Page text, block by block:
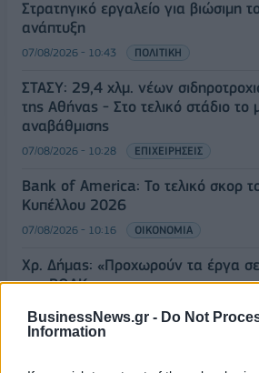
BusinessNews.gr - Do Not
Information
Στρατηγικό εργαλείο για βιώσιμη
ανάπτυξη
07/08/2026 - 10:43 ΠΟΛΙΤΙΚΗ
ΣΤΑΣΥ: 29,4 χλμ. νέων
της Αθήνας - Στο τελικό στάδιο το
αναβάθμισης
07/08/2026 - 10:28 ΕΠΙΧΕΙΡΗΣΕΙΣ
Bank of America: Το τελικό σκορ
Κυπέλλου 2026
07/08/2026 - 10:16 ΟΙΚΟΝΟΜΙΑ
Χρ. Δήμας: «Προχωρούν τα έργα
του ΒΟΑΚ»
07/08/2026 - 09:50 ΠΟΛΙΤΙΚΗ